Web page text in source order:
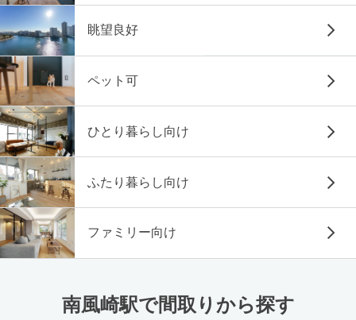
眺望良好
ペット可
ひとり暮らし向け
ふたり暮らし向け
ファミリー向け
南風崎駅で間取りから探す